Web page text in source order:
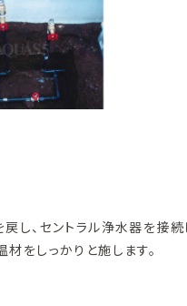
し、セントラル浄水器を接続
をしっかりと施します。